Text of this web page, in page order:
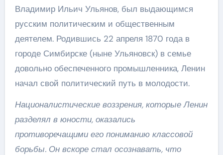
Владимир Ильич Ульянов, был выдающимся
русским политическим и общественным
деятелем. Родившись 22 апреля 1870 года в
городе Симбирске (ныне Ульяновск) в семье
довольно обеспеченного промышленника, Ленин
начал свой политический путь в молодости.
Националистические воззрения, которые Ленин
разделял в юности, оказались
противоречащими его пониманию классовой
борьбы. Он вскоре стал осознавать, что